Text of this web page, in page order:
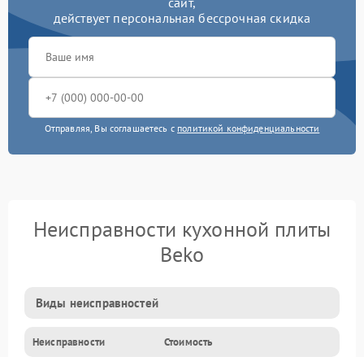
действует персональная бессрочная скидка
Отправляя, Вы соглашаетесь с политикой конфиденциальности
Неисправности кухонной плиты
Beko
Виды неисправностей
Неисправности Стоимость